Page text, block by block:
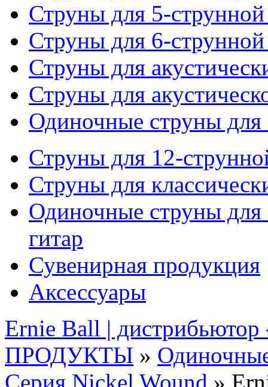
Струны для 5-
Струны для 6-
Струны для
Струны для
Одиночные струны для
Струны для 12-
Струны для
Одиночные струны для
гитар
Сувенирная продукция
Аксессуары
Ernie Ball | дистрибьютор
ПРОДУКТЫ »